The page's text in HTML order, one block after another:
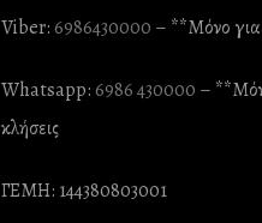
Viber:6986430000 – **Mόνο για
Whatsapp:6986 430000 –
κλήσεις
ΓΕΜΗ: 144380803001